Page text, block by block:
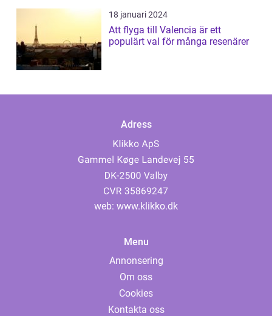
18 januari 2024
Att flyga till Valencia är ett
populärt val för många resenärer
Adress
web: www.klikko.dk
Menu
Annonsering
Om oss
Cookies
Kontakta oss